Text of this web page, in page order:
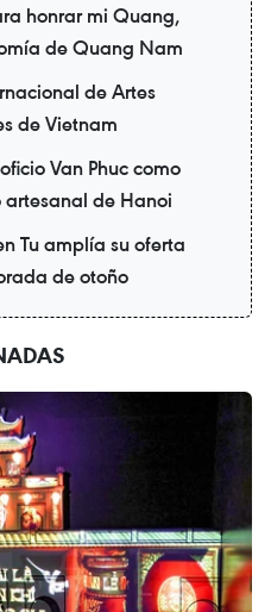
honrar mi Quang,
de Quang Nam
de Artes
de Vietnam
Van Phuc como
artesanal de Hanoi
Tu amplía su oferta
de otoño